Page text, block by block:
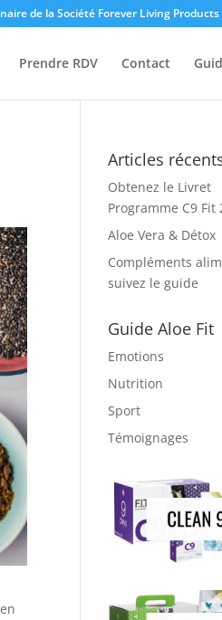
de la Société Forever Living Products
Prendre RDV Contact
Articles
Obtenez le Livret
Programme C9 Fit
Aloe Vera & Détox
Compléments
suivez le guide
Guide Aloe Fit
Emotions
Nutrition
Sport
Témoignages